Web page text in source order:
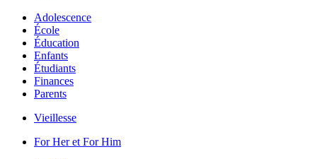
Adolescence
École
Éducation
Enfants
Étudiants
Finances
Parents
Vieillesse
For Her et For Him